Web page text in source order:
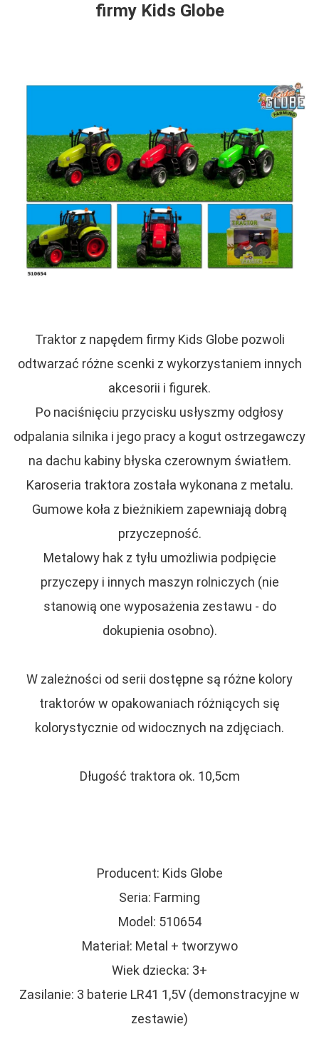
firmy Kids Globe
Traktor z napędem firmy Kids Globe pozwoli
odtwarzać różne scenki z wykorzystaniem innych
akcesorii i figurek.
Po naciśnięciu przycisku usłyszmy odgłosy
odpalania silnika i jego pracy a kogut ostrzegawczy
na dachu kabiny błyska czerownym światłem.
Karoseria traktora została wykonana z metalu.
Gumowe koła z bieżnikiem zapewniają dobrą
przyczepność.
Metalowy hak z tyłu umożliwia podpięcie
przyczepy i innych maszyn rolniczych (nie
stanowią one wyposażenia zestawu - do
dokupienia osobno).
W zależności od serii dostępne są różne kolory
traktorów w opakowaniach różniących się
kolorystycznie od widocznych na zdjęciach.
Długość traktora ok. 10,5cm
Producent: Kids Globe
Seria: Farming
Model: 510654
Materiał: Metal + tworzywo
Wiek dziecka: 3+
Zasilanie: 3 baterie LR41 1,5V (demonstracyjne w
zestawie)